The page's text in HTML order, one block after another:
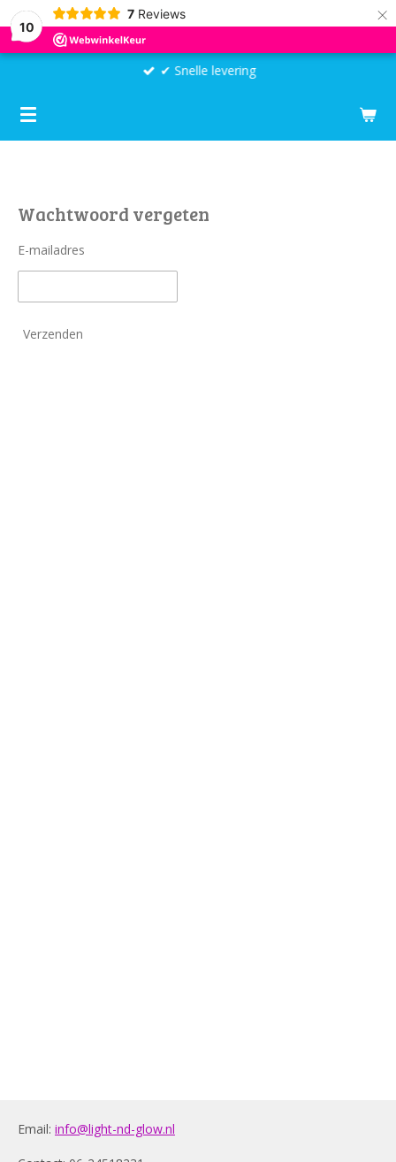
10
7 Reviews ×
✔ Snelle levering
Wachtwoord vergeten
E-mailadres
Verzenden
Email: info@light-nd-glow.nl